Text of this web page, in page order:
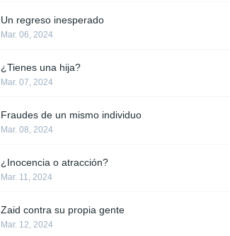
Un regreso inesperado
Mar. 06, 2024
¿Tienes una hija?
Mar. 07, 2024
Fraudes de un mismo individuo
Mar. 08, 2024
¿Inocencia o atracción?
Mar. 11, 2024
Zaid contra su propia gente
Mar. 12, 2024